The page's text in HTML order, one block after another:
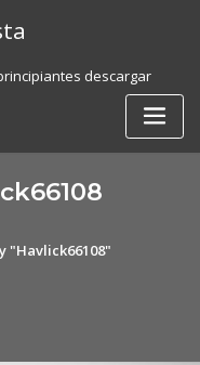
descargar
"Havlick66108"